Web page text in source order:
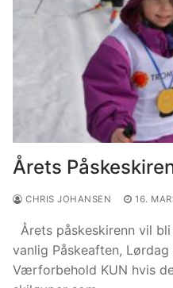
Årets
CHRIS JOHANSEN 16.
Årets påskeskirenn vil
vanlig Påskeaften,
Værforbehold KUN hvis